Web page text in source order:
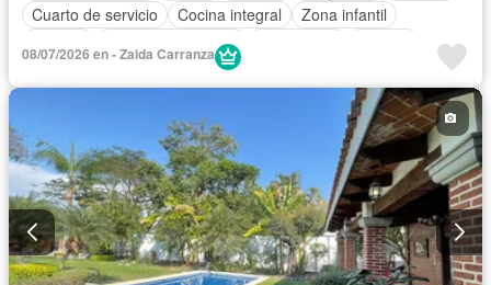
Cuarto de servicio
Cocina integral
Zona infantil
Aire acondicionado
Cisterna
Recámara con closet
Parcialmente amueblado
08/07/2026 en - Zaida Carranza